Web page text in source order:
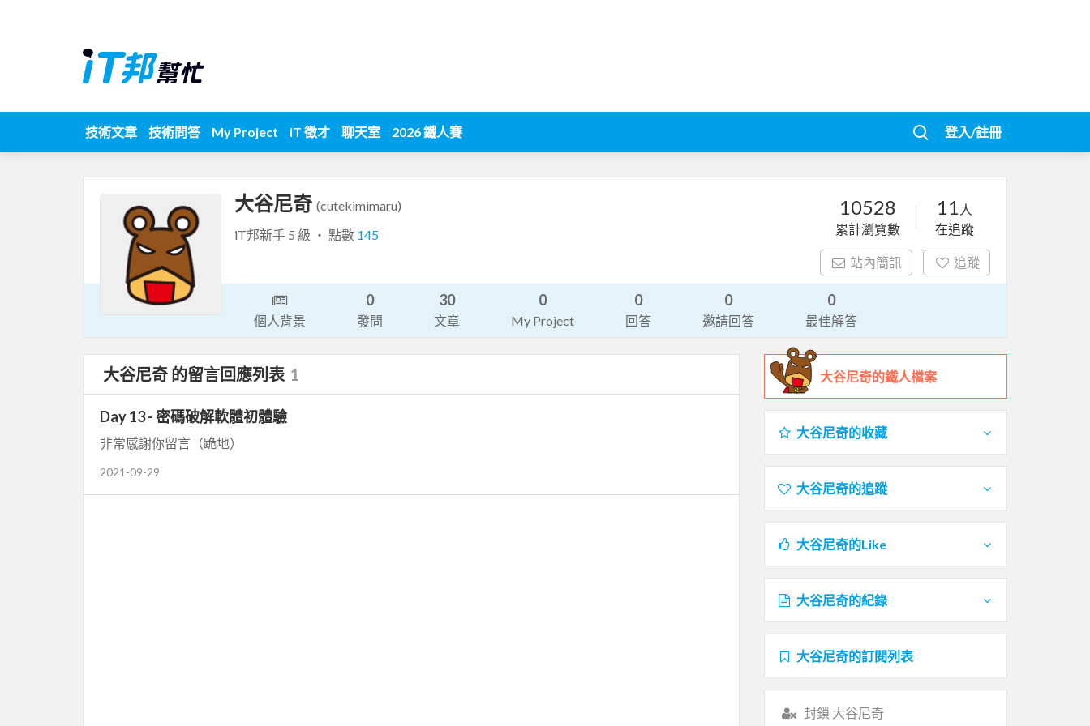
技術文章 技術問答 My Project iT 徵才 聊天室 2026 鐵人賽 登入/註冊
大谷尼奇 (cutekimimaru)
iT邦新手 5 級 ‧ 點數 145
10528
累計瀏覽數
11 人
在追蹤
站內簡訊 追蹤
個人背景
0
發問
30
文章
0
My Project
0
回答
0
邀請回答
0
最佳解答
大谷尼奇 的留言回應列表 1
Day 13 - 密碼破解軟體初體驗
非常感謝你留言（跪地）
2021-09-29
大谷尼奇的鐵人檔案
大谷尼奇的收藏
大谷尼奇的追蹤
大谷尼奇的Like
大谷尼奇的紀錄
大谷尼奇的訂閱列表
封鎖 大谷尼奇